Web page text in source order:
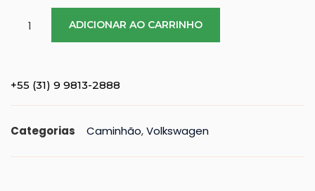
ADICIONAR AO CARRINHO
+55 (31) 9 9813-2888
Categorias Caminhão,Volkswagen
site, com base
na forma
como o site é
Experience
In pedido
for our
website